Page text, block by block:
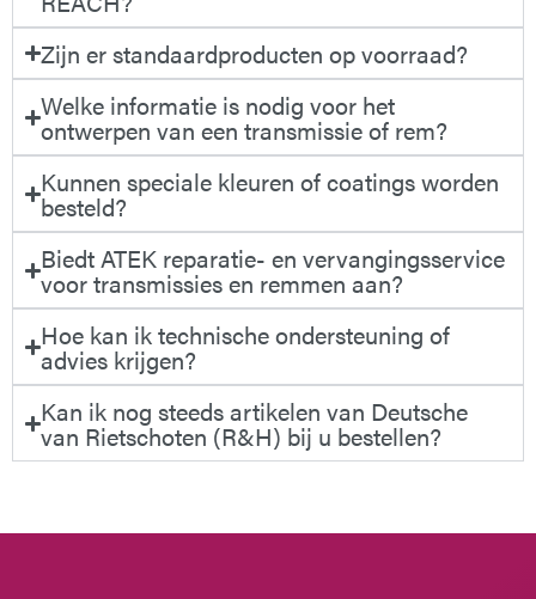
Zijn er standaardproducten op voorraad?
Welke informatie is nodig voor het
ontwerpen van een transmissie of rem?
Kunnen speciale kleuren of coatings worden
besteld?
Biedt ATEK reparatie- en vervangingsservice
voor transmissies en remmen aan?
Hoe kan ik technische ondersteuning of
advies krijgen?
Kan ik nog steeds artikelen van Deutsche
van Rietschoten (R&H) bij u bestellen?